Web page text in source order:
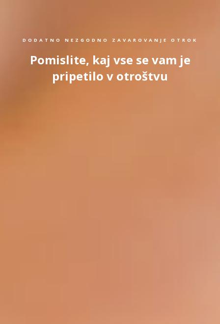
DODATNO NEZGODNO ZAVAROVANJE OTROK
Pomislite, kaj vse se vam je
pripetilo v otroštvu